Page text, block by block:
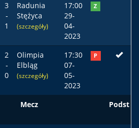
3
-
1
Radunia
Stężyca
(szczegóły)
17:00
29-
04-
2023
Z
2
-
0
Olimpia
Elbląg
(szczegóły)
17:30
07-
05-
2023
P
Mecz
Podst